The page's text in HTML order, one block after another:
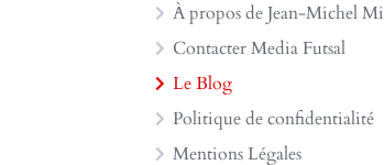
À propos de Jean-Michel
Contacter Media Futsal
Le Blog
Politique de confidentialité
Mentions Légales